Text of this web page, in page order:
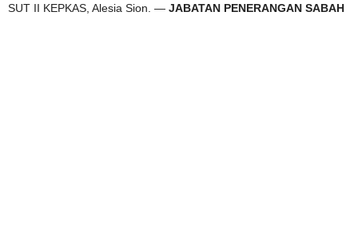
SUT II KEPKAS, Alesia Sion. — JABATAN PENERANGAN SABAH